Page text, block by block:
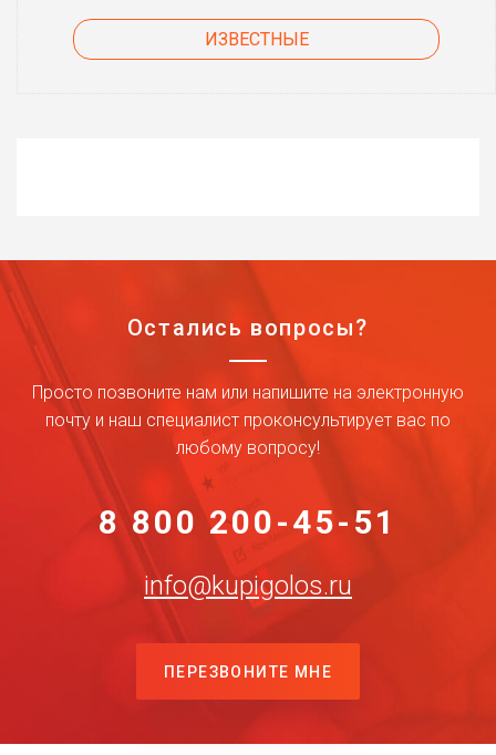
ИЗВЕСТНЫЕ
Остались вопросы?
Просто позвоните нам или напишите на электронную
почту и наш специалист проконсультирует вас по
любому вопросу!
8 800 200-45-51
info@kupigolos.ru
ПЕРЕЗВОНИТЕ МНЕ